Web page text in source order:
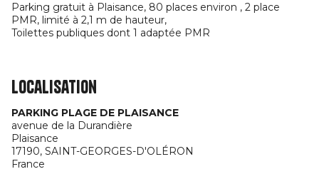
Parking gratuit à Plaisance, 80 places environ , 2 place
PMR, limité à 2,1 m de hauteur,
Toilettes publiques dont 1 adaptée PMR
Localisation
PARKING PLAGE DE PLAISANCE
avenue de la Durandière
Plaisance
17190, SAINT-GEORGES-D'OLÉRON
France